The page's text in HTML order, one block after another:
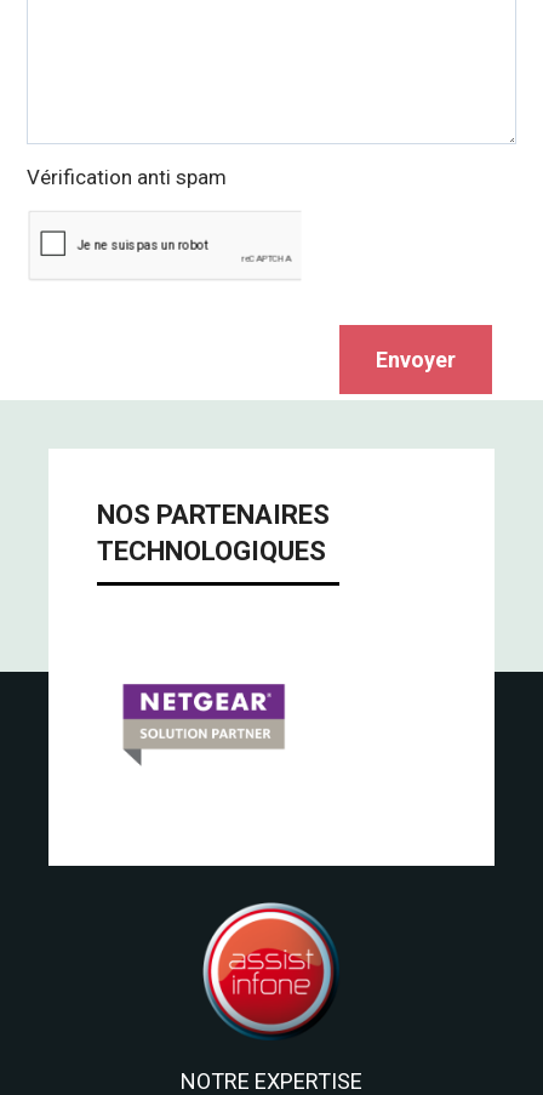
Vérification anti spam
Envoyer
NOS PARTENAIRES
TECHNOLOGIQUES
NOTRE EXPERTISE